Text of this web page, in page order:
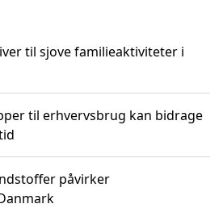
til sjove familieaktiviteter i
til erhvervsbrug kan bidrage
påvirker